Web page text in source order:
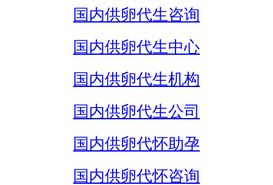
国内供卵代生咨询
国内供卵代生中心
国内供卵代生机构
国内供卵代生公司
国内供卵代怀助孕
国内供卵代怀咨询